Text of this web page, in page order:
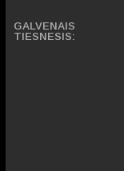
GALVENAIS
TIESNESIS: